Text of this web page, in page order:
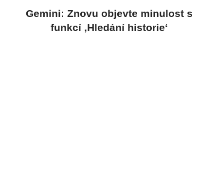
Gemini: Znovu objevte minulost s
funkcí ‚Hledání historie‘